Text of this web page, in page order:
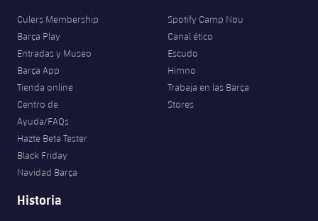
Culers Membership
Barça Play
Entradas y Museo
Barça App
Tienda online
Centro de
Ayuda/FAQs
Hazte Beta Tester
Black Friday
Navidad Barça
Spotify Camp Nou
Canal ético
Escudo
Himno
Trabaja en las Barça
Stores
Historia